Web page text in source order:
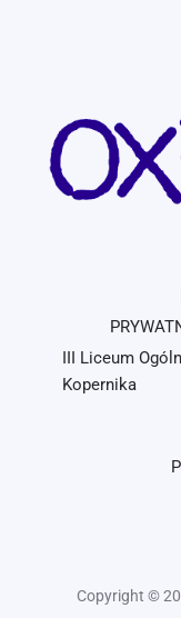
III Liceum
Kopernika
Copyright ©